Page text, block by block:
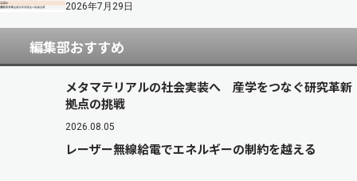
2026年7月29日
編集部おすすめ
メタマテリアルの社会実装へ 産学をつなぐ研究革新
拠点の挑戦
2026.08.05
レーザー無線給電でエネルギーの制約を越える